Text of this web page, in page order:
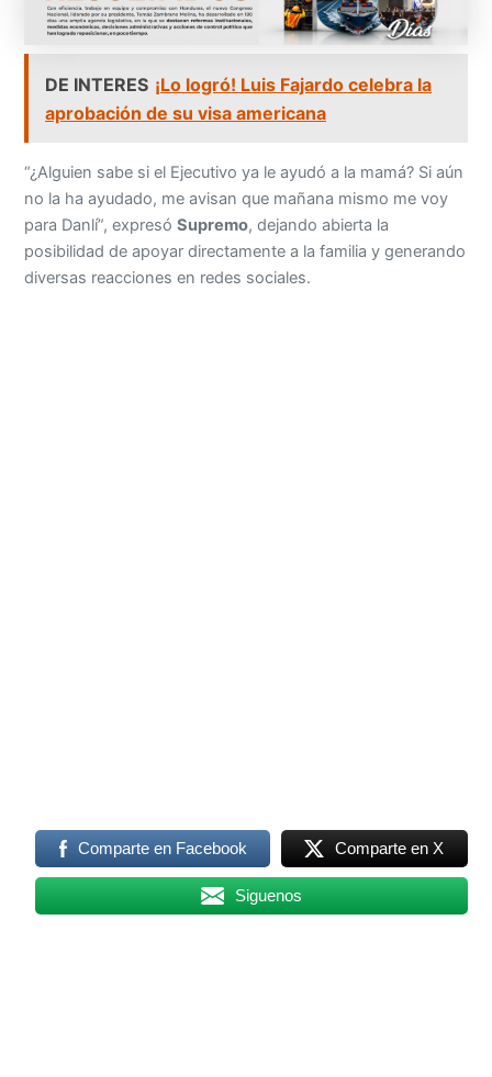
DE INTERES ¡Lo logró! Luis Fajardo celebra la
aprobación de su visa americana
“¿Alguien sabe si el Ejecutivo ya le ayudó a la mamá? Si aún
no la ha ayudado, me avisan que mañana mismo me voy
para Danlí”, expresóSupremo, dejando abierta la
posibilidad de apoyar directamente a la familia y generando
diversas reacciones en redes sociales.
Comparte en Facebook Comparte en X
Siguenos